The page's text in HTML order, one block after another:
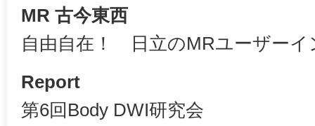
MR 古今東西
自由自在！ 日立のMRユーザーイ
Report
第6回Body DWI研究会